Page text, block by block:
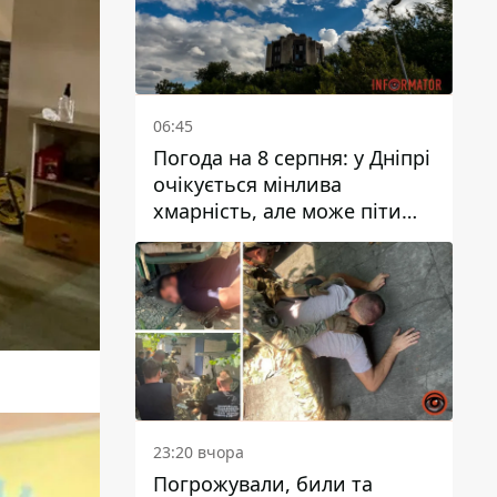
06:45
Погода на 8 серпня: у Дніпрі
очікується мінлива
хмарність, але може піти
дощ
23:20 вчора
Погрожували, били та